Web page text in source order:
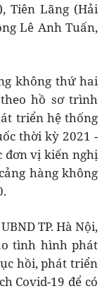
Tiên Lãng (Hải
Lê Anh Tuấn,
không thứ hai
hồ sơ trình
triển hệ thống
thời kỳ 2021 -
đơn vị kiến nghị
hàng không
TP. Hà Nội,
tình hình phát
hồi, phát triển
Covid-19 để có